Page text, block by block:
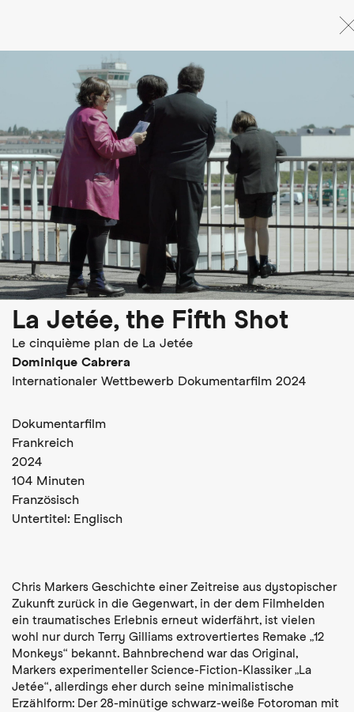
Inhalt
La Jetée, the Fifth Shot
Le cinquième plan de La Jetée
Dominique Cabrera
Internationaler Wettbewerb Dokumentarfilm 2024
Dokumentarfilm
Frankreich
2024
104 Minuten
Französisch
Untertitel: Englisch
Chris Markers Geschichte einer Zeitreise aus dystopischer
Zukunft zurück in die Gegenwart, in der dem Filmhelden
ein traumatisches Erlebnis erneut widerfährt, ist vielen
wohl nur durch Terry Gilliams extrovertiertes Remake „12
Monkeys“ bekannt. Bahnbrechend war das Original,
Markers experimenteller Science-Fiction-Klassiker „La
Jetée“, allerdings eher durch seine minimalistische
Erzählform: Der 28-minütige schwarz-weiße Fotoroman mit